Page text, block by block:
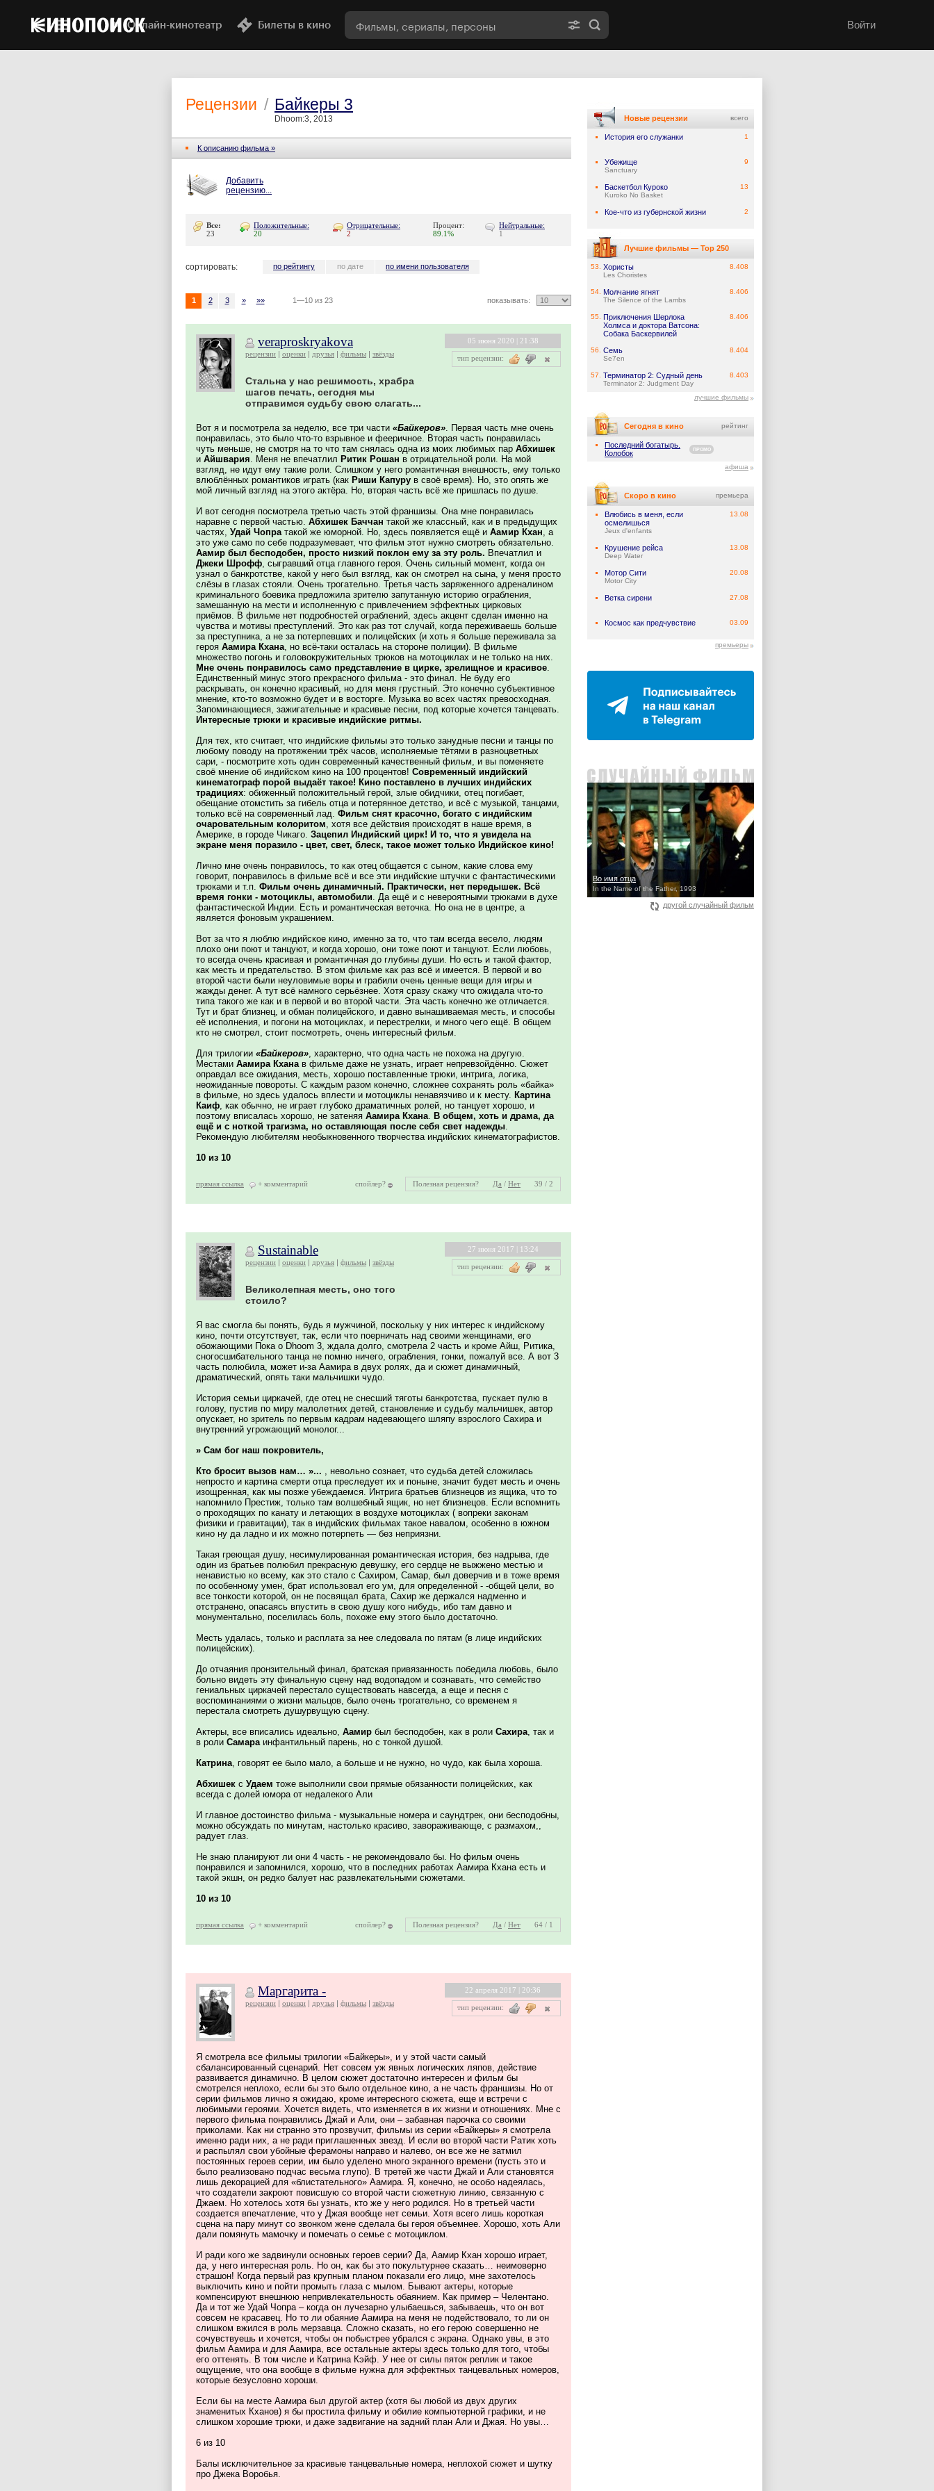
Онлайн-кинотеатр Билеты в кино Войти
Рецензии / Байкеры 3
Dhoom:3, 2013
К описанию фильма »
Добавить
рецензию...
Все:
23
Положительные:
20
Отрицательные:
2
Процент:
89.1%
Нейтральные:
1
сортировать: по рейтингу по дате по имени пользователя
показывать:
1 2 3 » »» 1—10 из 23
veraproskryakova
рецензии оценки друзья фильмы звёзды
Стальна у нас решимость, храбра
шагов печать, сегодня мы
отправимся судьбу свою слагать...
Вот я и посмотрела за неделю, все три части «Байкеров». Первая часть мне очень
понравилась, это было что-то взрывное и фееричное. Вторая часть понравилась
чуть меньше, не смотря на то что там снялась одна из моих любимых пар Абхишек
и Айшвария. Меня не впечатлил Ритик Рошан в отрицательной роли. На мой
взгляд, не идут ему такие роли. Слишком у него романтичная внешность, ему только
влюблённых романтиков играть (как Риши Капуру в своё время). Но, это опять же
мой личный взгляд на этого актёра. Но, вторая часть всё же пришлась по душе.
И вот сегодня посмотрела третью часть этой франшизы. Она мне понравилась
наравне с первой частью. Абхишек Баччан такой же классный, как и в предыдущих
частях, Удай Чопратакой же юморной. Но, здесь появляется ещё и Аамир Кхан, а
это уже само по себе подразумевает, что фильм этот нужно смотреть обязательно.
Аамир был бесподобен, просто низкий поклон ему за эту роль. Впечатлил и
Джеки Шрофф, сыгравший отца главного героя. Очень сильный момент, когда он
узнал о банкротстве, какой у него был взгляд, как он смотрел на сына, у меня просто
слёзы в глазах стояли. Очень трогательно. Третья часть заряженного адреналином
криминального боевика предложила зрителю запутанную историю ограбления,
замешанную на мести и исполненную с привлечением эффектных цирковых
приёмов. В фильме нет подробностей ограблений, здесь акцент сделан именно на
чувства и мотивы преступлений. Это как раз тот случай, когда переживаешь больше
за преступника, а не за потерпевших и полицейских (и хоть я больше переживала за
героя Аамира Кхана, но всё-таки осталась на стороне полиции). В фильме
множество погонь и головокружительных трюков на мотоциклах и не только на них.
Мне очень понравилось само представление в цирке, зрелищное и красивое.
Единственный минус этого прекрасного фильма - это финал. Не буду его
раскрывать, он конечно красивый, но для меня грустный. Это конечно субъективное
мнение, кто-то возможно будет и в восторге. Музыка во всех частях превосходная.
Запоминающиеся, зажигательные и красивые песни, под которые хочется танцевать.
Интересные трюки и красивые индийские ритмы.
Для тех, кто считает, что индийские фильмы это только занудные песни и танцы по
любому поводу на протяжении трёх часов, исполняемые тётями в разноцветных
сари, - посмотрите хоть один современный качественный фильм, и вы поменяете
своё мнение об индийском кино на 100 процентов! Современный индийский
кинематограф порой выдаёт такое! Кино поставлено в лучших индийских
традициях: обиженный положительный герой, злые обидчики, отец погибает,
обещание отомстить за гибель отца и потерянное детство, и всё с музыкой, танцами,
только всё на современный лад. Фильм снят красочно, богато с индийским
очаровательным колоритом, хотя все действия происходят в наше время, в
Америке, в городе Чикаго. Зацепил Индийский цирк! И то, что я увидела на
экране меня поразило - цвет, свет, блеск, такое может только Индийское кино!
Лично мне очень понравилось, то как отец общается с сыном, какие слова ему
говорит, понравилось в фильме всё и все эти индийские штучки с фантастическими
трюками и т.п. Фильм очень динамичный. Практически, нет передышек. Всё
время гонки - мотоциклы, автомобили. Да ещё и с невероятными трюками в духе
фантастической Индии. Есть и романтическая веточка. Но она не в центре, а
является фоновым украшением.
Вот за что я люблю индийское кино, именно за то, что там всегда весело, людям
плохо они поют и танцуют, и когда хорошо, они тоже поют и танцуют. Если любовь,
то всегда очень красивая и романтичная до глубины души. Но есть и такой фактор,
как месть и предательство. В этом фильме как раз всё и имеется. В первой и во
второй части были неуловимые воры и грабили очень ценные вещи для игры и
жажды денег. А тут всё намного серьёзнее. Хотя сразу скажу что ожидала что-то
типа такого же как и в первой и во второй части. Эта часть конечно же отличается.
Тут и брат близнец, и обман полицейского, и давно вынашиваемая месть, и способы
её исполнения, и погони на мотоциклах, и перестрелки, и много чего ещё. В общем
кто не смотрел, стоит посмотреть, очень интересный фильм.
Для трилогии «Байкеров», характерно, что одна часть не похожа на другую.
Местами Аамира Кханав фильме даже не узнать, играет непревзойдённо. Сюжет
оправдал все ожидания, месть, хорошо поставленные трюки, интрига, логика,
неожиданные повороты. С каждым разом конечно, сложнее сохранять роль «байка»
в фильме, но здесь удалось вплести и мотоциклы ненавязчиво и к месту. Картина
Каиф, как обычно, не играет глубоко драматичных ролей, но танцует хорошо, и
поэтому вписалась хорошо, не затеняя Аамира Кхана. В общем, хоть и драма, да
ещё и с ноткой трагизма, но оставляющая после себя свет надежды.
Рекомендую любителям необыкновенного творчества индийских кинематографистов.
10 из 10
прямая ссылка + комментарий Полезная рецензия?
спойлер? Да / Нет 39 / 2
05 июня 2020 | 21:38
тип рецензии:
Sustainable
рецензии оценки друзья фильмы звёзды
Великолепная месть, оно того
стоило?
Я вас смогла бы понять, будь я мужчиной, поскольку у них интерес к индийскому
кино, почти отсутствует, так, если что поерничать над своими женщинами, его
обожающими Пока о Dhoom 3, ждала долго, смотрела 2 часть и кроме Айш, Ритика,
сногосшибательного танца не помню ничего, ограбления, гонки, пожалуй все. А вот 3
часть полюбила, может и-за Аамира в двух ролях, да и сюжет динамичный,
драматический, опять таки мальчишки чудо.
История семьи циркачей, где отец не снесший тяготы банкротства, пускает пулю в
голову, пустив по миру малолетних детей, становление и судьбу мальчишек, автор
опускает, но зритель по первым кадрам надевающего шляпу взрослого Сахира и
внутренний угрожающий монолог...
» Сам бог наш покровитель,
Кто бросит вызов нам… »... , невольно сознает, что судьба детей сложилась
непросто и картина смерти отца преследует их и поныне, значит будет месть и очень
изощренная, как мы позже убеждаемся. Интрига братьев близнецов из ящика, что то
напомнило Престиж, только там волшебный ящик, но нет близнецов. Если вспомнить
о проходящих по канату и летающих в воздухе мотоциклах ( вопреки законам
физики и гравитации), так в индийских фильмах такое навалом, особенно в южном
кино ну да ладно и их можно потерпеть — без неприязни.
Такая греющая душу, несимулированная романтическая история, без надрыва, где
один из братьев полюбил прекрасную девушку, его сердце не выжжено местью и
ненавистью ко всему, как это стало с Сахиром, Самар, был доверчив и в тоже время
по особенному умен, брат использовал его ум, для определенной - -общей цели, во
все тонкости которой, он не посвящал брата, Сахир же держался надменно и
отстранено, опасаясь впустить в свою душу кого нибудь, ибо там давно и
монументально, поселилась боль, похоже ему этого было достаточно.
Месть удалась, только и расплата за нее следовала по пятам (в лице индийских
полицейских).
До отчаяния пронзительный финал, братская привязанность победила любовь, было
больно видеть эту финальную сцену над водопадом и сознавать, что семейство
гениальных циркачей перестало существовать навсегда, а еще и песня с
воспоминаниями о жизни мальцов, было очень трогательно, со временем я
перестала смотреть душурвущую сцену.
Актеры, все вписались идеально, Аамир был бесподобен, как в роли Сахира, так и
в роли Самараинфантильный парень, но с тонкой душой.
Катрина, говорят ее было мало, а больше и не нужно, но чудо, как была хороша.
Абхишек с Удаем тоже выполнили свои прямые обязанности полицейских, как
всегда с долей юмора от недалекого Али
И главное достоинство фильма - музыкальные номера и саундтрек, они бесподобны,
можно обсуждать по минутам, настолько красиво, завораживающе, с размахом,,
радует глаз.
Не знаю планируют ли они 4 часть - не рекомендовало бы. Но фильм очень
понравился и запомнился, хорошо, что в последних работах Аамира Кхана есть и
такой экшн, он редко балует нас развлекательными сюжетами.
10 из 10
прямая ссылка + комментарий Полезная рецензия?
спойлер? Да / Нет 64 / 1
27 июня 2017 | 13:24
тип рецензии:
Маргарита -
рецензии оценки друзья фильмы звёзды
Я смотрела все фильмы трилогии «Байкеры», и у этой части самый
сбалансированный сценарий. Нет совсем уж явных логических ляпов, действие
развивается динамично. В целом сюжет достаточно интересен и фильм бы
смотрелся неплохо, если бы это было отдельное кино, а не часть франшизы. Но от
серии фильмов лично я ожидаю, кроме интересного сюжета, еще и встречи с
любимыми героями. Хочется видеть, что изменяется в их жизни и отношениях. Мне с
первого фильма понравились Джай и Али, они – забавная парочка со своими
приколами. Как ни странно это прозвучит, фильмы из серии «Байкеры» я смотрела
именно ради них, а не ради приглашенных звезд. И если во второй части Ратик хоть
и распылял свои убойные ферамоны направо и налево, он все же не затмил
постоянных героев серии, им было уделено много экранного времени (пусть это и
было реализовано подчас весьма глупо). В третей же части Джай и Али становятся
лишь декорацией для «блистательного» Аамира. Я, конечно, не особо надеялась,
что создатели закроют повисшую со второй части сюжетную линию, связанную с
Джаем. Но хотелось хотя бы узнать, кто же у него родился. Но в третьей части
создается впечатление, что у Джая вообще нет семьи. Хотя всего лишь короткая
сцена на пару минут со звонком жене сделала бы героя объемнее. Хорошо, хоть Али
дали помянуть мамочку и помечать о семье с мотоциклом.
И ради кого же задвинули основных героев серии? Да, Аамир Кхан хорошо играет,
да, у него интересная роль. Но он, как бы это покультурнее сказать… неимоверно
страшон! Когда первый раз крупным планом показали его лицо, мне захотелось
выключить кино и пойти промыть глаза с мылом. Бывают актеры, которые
компенсируют внешнюю непривлекательность обаянием. Как пример – Челентано.
Да и тот же Удай Чопра – когда он лучезарно улыбаешься, забываешь, что он вот
совсем не красавец. Но то ли обаяние Аамира на меня не подействовало, то ли он
слишком вжился в роль мерзавца. Сложно сказать, но его герою совершенно не
сочувствуешь и хочется, чтобы он побыстрее убрался с экрана. Однако увы, в это
фильм Аамира и для Аамира, все остальные актеры здесь только для того, чтобы
его оттенять. В том числе и Катрина Кэйф. У нее от силы пяток реплик и такое
ощущение, что она вообще в фильме нужна для эффектных танцевальных номеров,
которые безусловно хороши.
Если бы на месте Аамира был другой актер (хотя бы любой из двух других
знаменитых Кханов) я бы простила фильму и обилие компьютерной графики, и не
слишком хорошие трюки, и даже задвигание на задний план Али и Джая. Но увы…
6 из 10
Балы исключительное за красивые танцевальные номера, неплохой сюжет и шутку
про Джека Воробья.
22 апреля 2017 | 20:36
тип рецензии:
Новые рецензии всего
История его служанки 1
Убежище
Sanctuary
9
Баскетбол Куроко
Kuroko No Basket
13
Кое-что из губернской жизни 2
Лучшие фильмы — Top 250
53. Хористы
Les Choristes
8.408
54. Молчание ягнят
The Silence of the Lambs
8.406
55. Приключения Шерлока
Холмса и доктора Ватсона:
Собака Баскервилей
8.406
56. Семь
Se7en
8.404
57. Терминатор 2: Судный день
Terminator 2: Judgment Day
8.403
лучшие фильмы
Сегодня в кино рейтинг
Последний богатырь.
Колобок
ПРОМО
афиша
Скоро в кино премьера
Влюбись в меня, если
осмелишься
Jeux d'enfants
13.08
Крушение рейса
Deep Water
13.08
Мотор Сити
Motor City
20.08
Ветка сирени 27.08
Космос как предчувствие 03.09
премьеры
Во имя отца
In the Name of the Father, 1993
другой случайный фильм